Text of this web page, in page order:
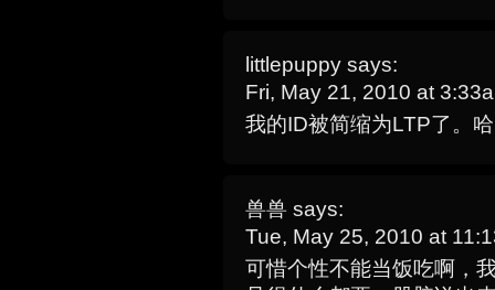
littlepuppy says:
Fri, May 21, 2010 at
我的ID被简缩为LTP了。
兽兽 says:
Tue, May 25, 2010 at
可惜个性不能当饭吃啊，